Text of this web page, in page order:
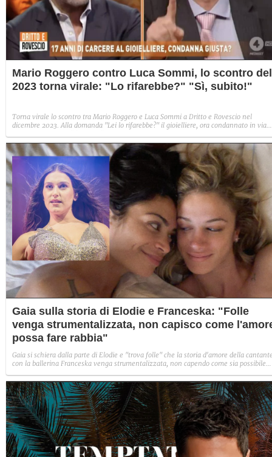
Mario Roggero contro Luca Sommi, lo scontro del
2023 torna virale: "Lo rifarebbe?" "Sì, subito!"
Torna virale lo scontro tra Mario Roggero e Luca Sommi a Dritto e Rovescio nel
dicembre 2023. Alla domanda "Lei lo rifarebbe?" il gioielliere, ora condannato in via
Gaia sulla storia di Elodie e Franceska: "Folle
venga strumentalizzata, non capisco come
possa fare rabbia"
Gaia si schiera dalla parte di Elodie e "trova folle" che la storia d'amore della
con la ballerina Franceska venga strumentalizzata, non capendo come sia possibile